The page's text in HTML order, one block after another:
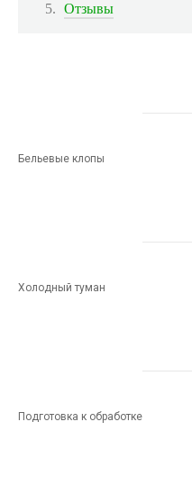
Отзывы
Бельевые клопы
Холодный туман
Подготовка к обработке